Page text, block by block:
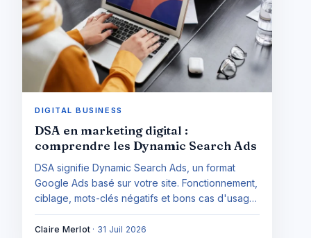
DIGITAL BUSINESS
DSA en marketing digital :
comprendre les Dynamic Search Ads
DSA signifie Dynamic Search Ads, un format
Google Ads basé sur votre site. Fonctionnement,
ciblage, mots-clés négatifs et bons cas d'usage
: le guide pour les cadrer.
Claire Merlot · 31 Juil 2026